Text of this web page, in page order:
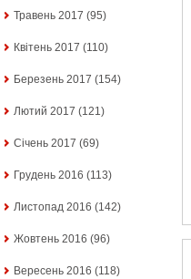
Травень 2017 (95)
Квітень 2017 (110)
Березень 2017 (154)
Лютий 2017 (121)
Січень 2017 (69)
Грудень 2016 (113)
Листопад 2016 (142)
Жовтень 2016 (96)
Вересень 2016 (118)